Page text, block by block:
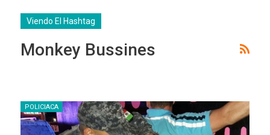
Viendo El Hashtag
Monkey Bussines
POLICIACA